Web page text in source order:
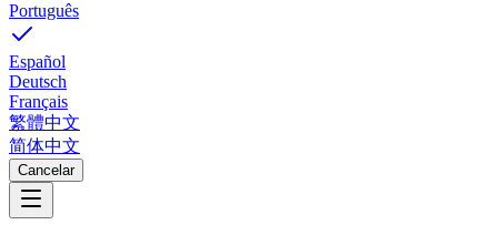
Português
Español
Deutsch
Français
繁體中文
简体中文
Cancelar